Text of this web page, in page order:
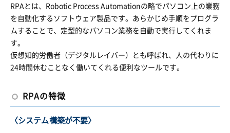
RPAとは、Robotic Process Automationの略でパソコン上の業務
を自動化するソフトウェア製品です。あらかじめ手順をプログラ
ムすることで、定型的なパソコン業務を自動で実行してくれま
す。
仮想知的労働者（デジタルレイバー）とも呼ばれ、人の代わりに
24時間休むことなく働いてくれる便利なツールです。
RPAの特徴
〈システム構築が不要〉